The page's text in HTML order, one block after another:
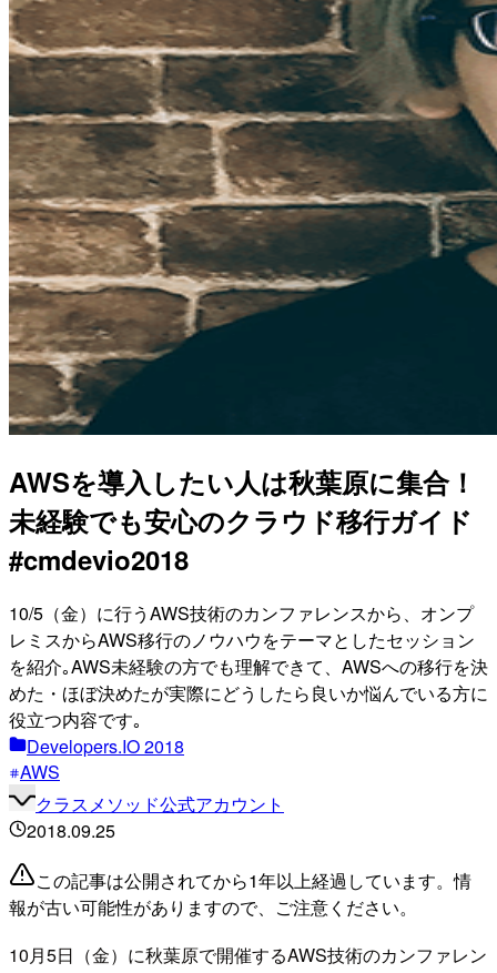
AWSを導入したい人は秋葉原に集合！
未経験でも安心のクラウド移行ガイド
#cmdevio2018
10/5（金）に行うAWS技術のカンファレンスから、オンプ
レミスからAWS移行のノウハウをテーマとしたセッション
を紹介｡AWS未経験の方でも理解できて、AWSへの移行を決
めた・ほぼ決めたが実際にどうしたら良いか悩んでいる方に
役立つ内容です｡
Developers.IO 2018
AWS
クラスメソッド公式アカウント
2018.09.25
この記事は公開されてから1年以上経過しています。情
報が古い可能性がありますので、ご注意ください。
10月5日（金）に秋葉原で開催するAWS技術のカンファレン